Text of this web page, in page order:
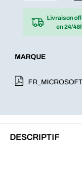
Livraison
en 24/
MARQUE
DESCRIPTIF